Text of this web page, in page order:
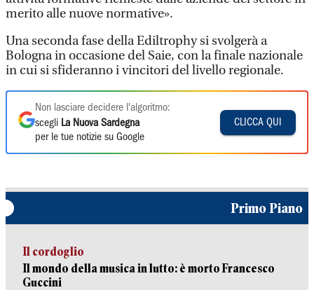
merito alle nuove normative».
Una seconda fase della Ediltrophy si svolgerà a
Bologna in occasione del Saie, con la finale nazionale
in cui si sfideranno i vincitori del livello regionale.
Non lasciare decidere l'algoritmo:
scegli La Nuova Sardegna
per le tue notizie su Google
CLICCA QUI
Primo Piano
Il cordoglio
Il mondo della musica in lutto: è morto Francesco
Guccini